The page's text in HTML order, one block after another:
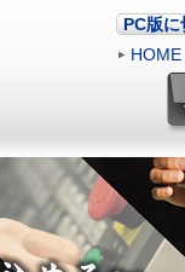
PC版に
HOME